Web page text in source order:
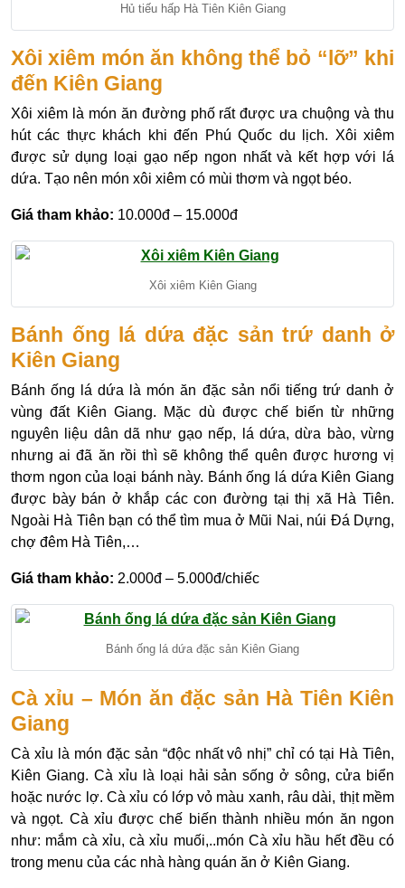
Hủ tiếu hấp Hà Tiên Kiên Giang
Xôi xiêm món ăn không thể bỏ “lỡ” khi
đến Kiên Giang
Xôi xiêm là món ăn đường phố rất được ưa chuộng và thu
hút các thực khách khi đến Phú Quốc du lịch. Xôi xiêm
được sử dụng loại gạo nếp ngon nhất và kết hợp với lá
dứa. Tạo nên món xôi xiêm có mùi thơm và ngọt béo.
Giá tham khảo: 10.000đ – 15.000đ
Xôi xiêm Kiên Giang
Bánh ống lá dứa đặc sản trứ danh ở
Kiên Giang
Bánh ống lá dứa là món ăn đặc sản nổi tiếng trứ danh ở
vùng đất Kiên Giang. Mặc dù được chế biến từ những
nguyên liệu dân dã như gạo nếp, lá dứa, dừa bào, vừng
nhưng ai đã ăn rồi thì sẽ không thể quên được hương vị
thơm ngon của loại bánh này. Bánh ống lá dứa Kiên Giang
được bày bán ở khắp các con đường tại thị xã Hà Tiên.
Ngoài Hà Tiên bạn có thể tìm mua ở Mũi Nai, núi Đá Dựng,
chợ đêm Hà Tiên,…
Giá tham khảo: 2.000đ – 5.000đ/chiếc
Bánh ống lá dứa đặc sản Kiên Giang
Cà xỉu – Món ăn đặc sản Hà Tiên Kiên
Giang
Cà xỉu là món đặc sản “độc nhất vô nhị” chỉ có tại Hà Tiên,
Kiên Giang. Cà xỉu là loại hải sản sống ở sông, cửa biển
hoặc nước lợ. Cà xỉu có lớp vỏ màu xanh, râu dài, thịt mềm
và ngọt. Cà xỉu được chế biến thành nhiều món ăn ngon
như: mắm cà xỉu, cà xỉu muối,..món Cà xỉu hầu hết đều có
trong menu của các nhà hàng quán ăn ở Kiên Giang.